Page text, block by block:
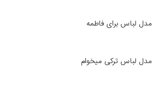
مدل لباس برای فاطمه
مدل لباس ترکی میخوام